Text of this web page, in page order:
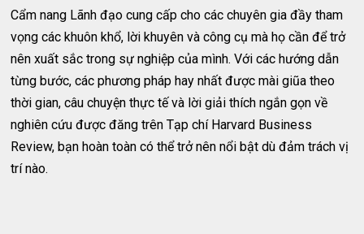
Cẩm nang Lãnh đạo cung cấp cho các chuyên gia đầy tham
vọng các khuôn khổ, lời khuyên và công cụ mà họ cần để trở
nên xuất sắc trong sự nghiệp của mình. Với các hướng dẫn
từng bước, các phương pháp hay nhất được mài giũa theo
thời gian, câu chuyện thực tế và lời giải thích ngắn gọn về
nghiên cứu được đăng trên Tạp chí Harvard Business
Review, bạn hoàn toàn có thể trở nên nổi bật dù đảm trách vị
trí nào.